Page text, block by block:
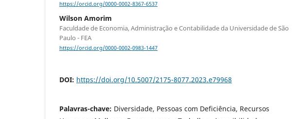
https://orcid.org/0000-0002-8367-6537
Wilson Amorim
Faculdade de Economia, Administração e Contabilidade da Universidade de São
Paulo - FEA
https://orcid.org/0000-0002-0983-1447
DOI: https://doi.org/10.5007/2175-8077.2023.e79968
Palavras-chave: Diversidade, Pessoas com Deficiência, Recursos